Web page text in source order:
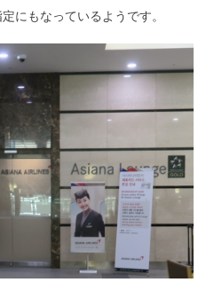
にもなっているようです。